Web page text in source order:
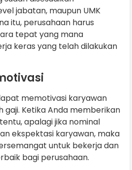
jabatan, maupun UMK
itu, perusahaan harus
tepat yang mana
keras yang telah dilakukan
memotivasi karyawan
gaji. Ketika Anda memberikan
apalagi jika nominal
ekspektasi karyawan, maka
untuk bekerja dan
bagi perusahaan.